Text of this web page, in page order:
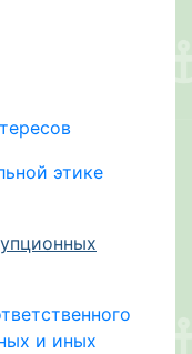
этике
и иных